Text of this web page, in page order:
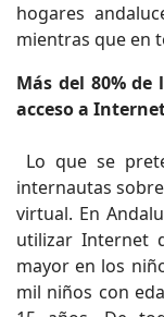
hogares
mientras que en
Más del 80%
acceso a
Lo que se
internautas
virtual. En
utilizar Internet
mayor en los
mil niños con